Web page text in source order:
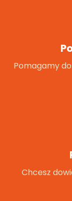
Pomagamy
Chcesz